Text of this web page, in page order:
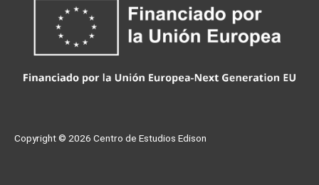
Copyright © 2026 Centro de Estudios Edison